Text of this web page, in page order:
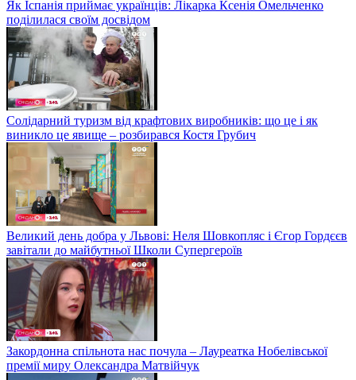
Як Іспанія приймає українців: Лікарка Ксенія Омельченко
поділилася своїм досвідом
Солідарний туризм від крафтових виробників: що це і як
виникло це явище – розбирався Костя Грубич
Великий день добра у Львові: Неля Шовкопляс і Єгор Гордєєв
завітали до майбутньої Школи Супергероїв
Закордонна спільнота нас почула – Лауреатка Нобелівської
премії миру Олександра Матвійчук